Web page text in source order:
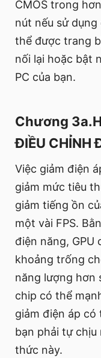
CMOS trong
nút nếu sử
thể được trang
nối lại hoặc bật
PC của bạn.
Chương
ĐIỀU CHỈNH
Việc giảm điện
giảm mức tiêu
giảm tiếng ồn
một vài FPS.
điện năng,
khoảng trống
năng lượng hơn
chip có thể
giảm điện áp
bạn phải tự
thức này.